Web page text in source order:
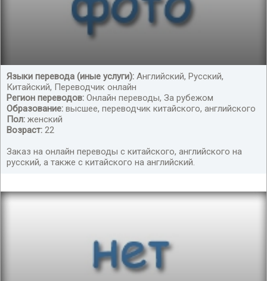
перевод с китайского на русский, английский
Языки перевода (иные услуги): Английский, Русский,
Китайский, Переводчик онлайн
Регион переводов: Онлайн переводы, За рубежом
Образование: высшее, переводчик китайского, английского
Пол: женский
Возраст: 22
Заказ на онлайн переводы с китайского, английского на
русский, а также с китайского на английский.